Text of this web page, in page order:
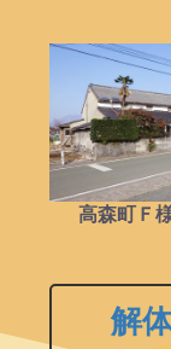
高森町Ｆ
解